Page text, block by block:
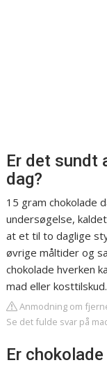
Er det sundt
dag?
15 gram chokolade
undersøgelse,
at et til to daglige
øvrige måltider og
chokolade hverken
mad eller kosttilskud.
Anmodning om
Se det fulde svar på
Er